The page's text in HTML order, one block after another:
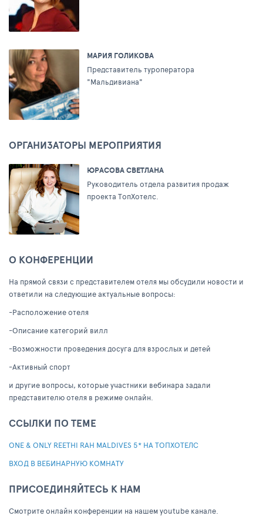
МАРИЯ ГОЛИКОВА
Представитель туроператора
"Мальдивиана"
ОРГАНИЗАТОРЫ МЕРОПРИЯТИЯ
ЮРАСОВА СВЕТЛАНА
Руководитель отдела развития продаж
проекта ТопХотелс.
О КОНФЕРЕНЦИИ
На прямой связи с представителем отеля мы обсудили новости и
ответили на следующие актуальные вопросы:
-Расположение отеля
-Описание категорий вилл
-Возможности проведения досуга для взрослых и детей
-Активный спорт
и другие вопросы, которые участники вебинара задали
представителю отеля в режиме онлайн.
ССЫЛКИ ПО ТЕМЕ
ONE & ONLY REETHI RAH MALDIVES 5* НА ТОПХОТЕЛС
ВХОД В ВЕБИНАРНУЮ КОМНАТУ
ПРИСОЕДИНЯЙТЕСЬ К НАМ
Cмотрите онлайн конференции на нашем youtube канале.